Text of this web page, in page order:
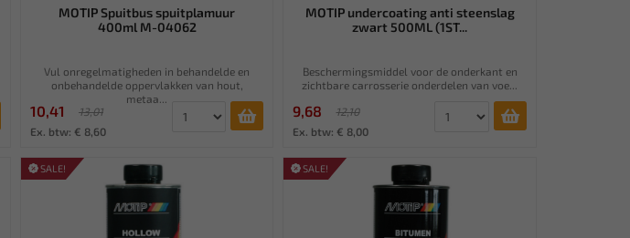
MOTIP Spuitbus spuitplamuur
400ml M-04062
Vul onregelmatigheden in behandelde en
onbehandelde oppervlakken van hout,
metaa...
10,41
13,01
Ex. btw: € 8,60
MOTIP undercoating anti steenslag
zwart 500ML (1ST...
Beschermingsmiddel voor de onderkant en
zichtbare carrosserie onderdelen van voe...
9,68
12,10
Ex. btw: € 8,00
SALE! SALE!